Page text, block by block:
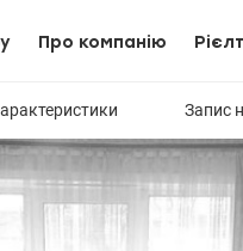
Про компанію
Запис